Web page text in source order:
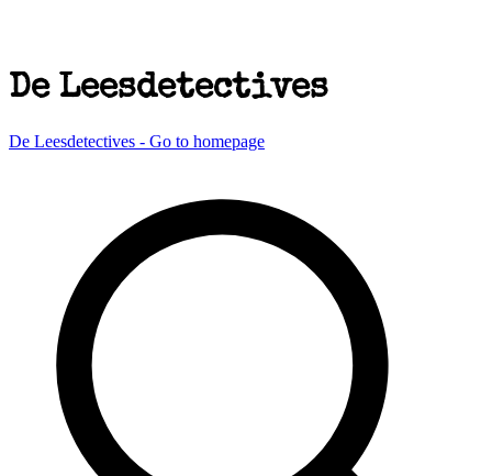
De Leesdetectives
De Leesdetectives - Go to homepage